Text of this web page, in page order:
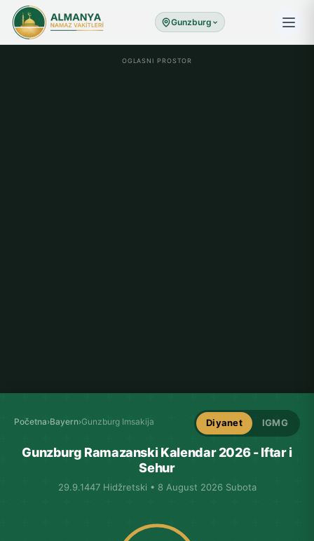
Gunzburg
OGLASNI PROSTOR
Početna›Bayern›Gunzburg Imsakija Diyanet IGMG
Gunzburg Ramazanski Kalendar 2026 - Iftar i
Sehur
29.9.1447 Hidžretski • 8 August 2026 Subota